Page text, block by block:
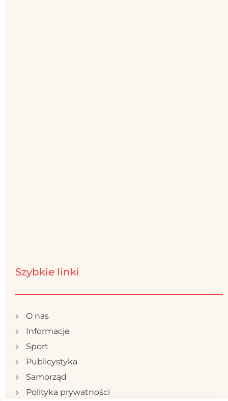
Szybkie linki
O nas
Informacje
Sport
Publicystyka
Samorząd
Polityka prywatności